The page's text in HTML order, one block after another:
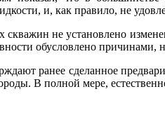
и, как правило, не
не установлено
обусловлено причинами,
ранее сделанное
В полной мере,